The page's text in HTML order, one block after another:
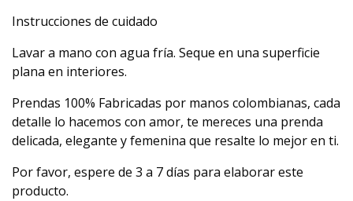
Instrucciones de cuidado
Lavar a mano con agua fría. Seque en una superficie
plana en interiores.
Prendas 100% Fabricadas por manos colombianas, cada
detalle lo hacemos con amor, te mereces una prenda
delicada, elegante y femenina que resalte lo mejor en ti.
Por favor, espere de 3 a 7 días para elaborar este
producto.